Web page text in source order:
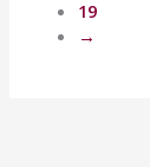
19
→